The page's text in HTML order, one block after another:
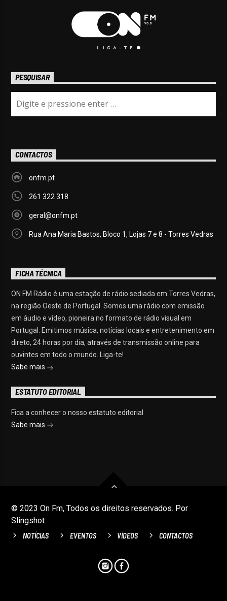
PESQUISAR
CONTACTOS
onfm.pt
261 322 318
geral@onfm.pt
Rua Ana Maria Bastos, Bloco 1, Lojas 7 e 8 - Torres Vedras
FICHA TÉCNICA
ON FM Rádio é uma estação de rádio sediada em Torres Vedras,
na região Oeste de Portugal. Somos uma rádio com emissão
em áudio e vídeo, pioneira no formato de rádio visual em
Portugal. Emitimos música, notícias locais e entretenimento em
direto, 24 horas por dia, através de transmissão online para
ouvintes em todo o mundo. Liga-te!
Sabe mais
ESTATUTO EDITORIAL
Fica a conhecer o nosso estatuto editorial
Sabe mais
© 2023 On Fm, Todos os direitos reservados. Por
Slingshot
NOTÍCIAS EVENTOS VÍDEOS CONTACTOS